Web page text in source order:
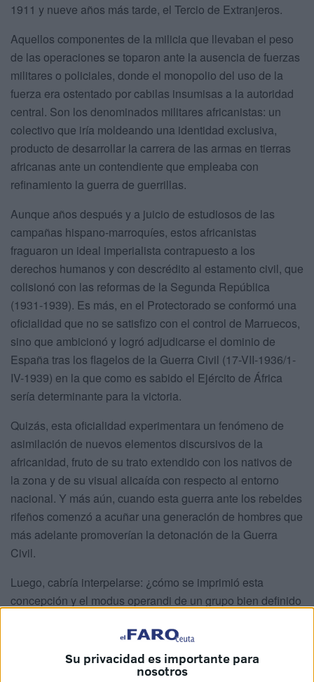
Su privacidad es importante para
nosotros
1911 y nueve años más tarde, el Tercio de Extranjeros.
Aquellos componentes de la milicia que llevaban el peso
de las operaciones se toparon ante la ausencia de fuerzas
militares o policiales, donde el monopolio del uso de la
fuerza era ostentado por cabilas insumisas a la autoridad
central. Son los denominados militares africanistas: un
colectivo que iría moldeando una identidad exclusiva,
producto de desarrollar la carrera de las armas en tierras
africanas ante un contendiente que empleaba con
refinamiento la guerra de guerrillas.
Aunque años después y a juicio de estudiosos de las
campañas hispano-marroquíes, estos africanistas
fraguaron un ideal imperialista contrapuesto a los
derechos humanos y con descrédito al estamento civil, que
colisionó con las reformas de la Segunda República
(1931-1939). Es más, en el Protectorado se conformó una
oficialidad que no se satisfizo con el control de Marruecos,
sino que ambicionó y logró adjudicarse el dominio de
España tras los flagelos de la Guerra Civil (17-VII-1936/1-
IV-1939) en la que como es sabido el Ejército de África
sería determinante para la victoria.
Quizás, esta oficialidad experimentara un fenómeno de
asimilación de nuevos elementos discursivos de la
africanidad, fruto de su trato extendido con los nativos de
la zona y de su visual alicaída con respecto al entorno
nacional. Y más aún, cuando esta guerra ante los rebeldes
rifeños comenzó a acuñar una generación de hombres que
más adelante promoverían la detonación de la Guerra
Civil.
Luego, cabría interpelarse: ¿cómo se imprimió esta
concepción y el modus operandi de un grupo bien definido
noroeste de África: el Rif? Como quiera que sea, el
colonialismo español no fue una anomalía dentro del
universo occidental, sino uno de otros tantos patrones